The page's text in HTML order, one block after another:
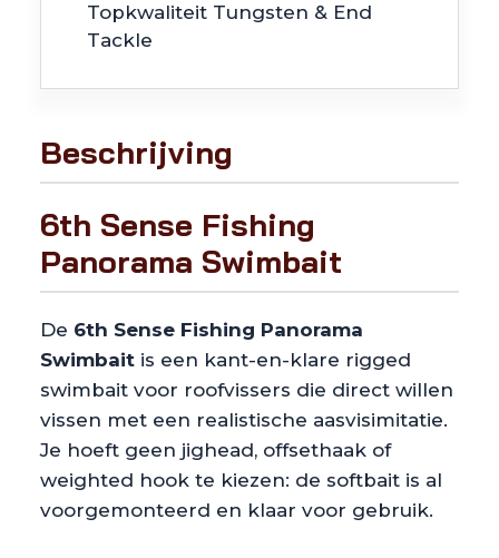
Topkwaliteit Tungsten & End
Tackle
Beschrijving
6th Sense Fishing
Panorama Swimbait
De 6th Sense Fishing Panorama
Swimbait is een kant-en-klare rigged
swimbait voor roofvissers die direct willen
vissen met een realistische aasvisimitatie.
Je hoeft geen jighead, offsethaak of
weighted hook te kiezen: de softbait is al
voorgemonteerd en klaar voor gebruik.